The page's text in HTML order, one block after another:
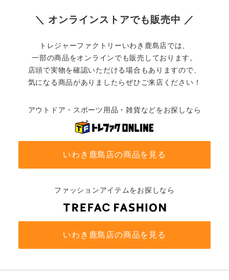
＼ オンラインストアでも販売中 ／
トレジャーファクトリーいわき鹿島店では、
一部の商品をオンラインでも販売しております。
店頭で実物を確認いただける場合もありますので、
気になる商品がありましたらぜひご来店ください！
アウトドア・スポーツ用品・雑貨などをお探しなら
いわき鹿島店の商品を見る
ファッションアイテムをお探しなら
いわき鹿島店の商品を見る